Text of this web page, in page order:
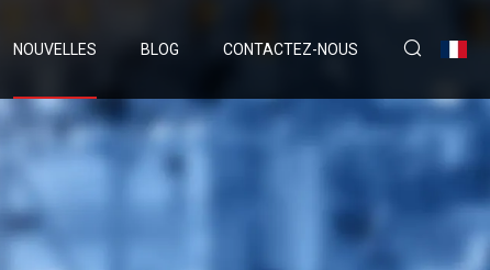
NOUVELLES BLOG CONTACTEZ-NOUS